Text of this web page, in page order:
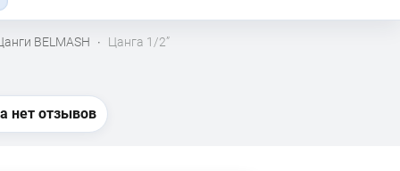
BELMASH · Цанга 1/2”
нет отзывов